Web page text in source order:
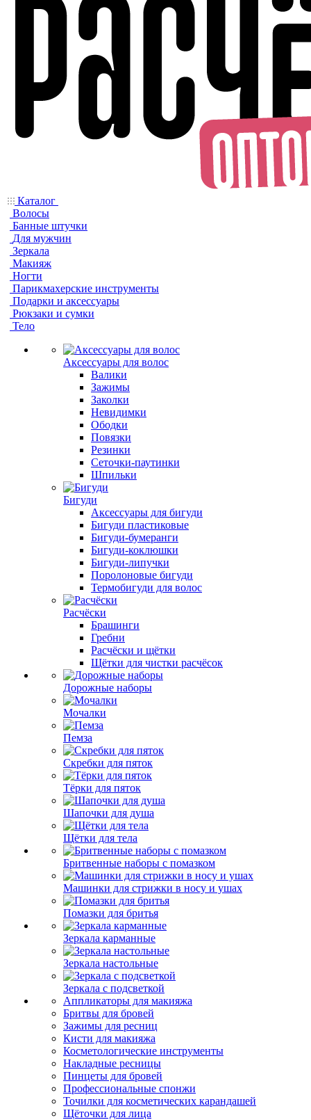
Каталог
Волосы
Банные штучки
Для мужчин
Зеркала
Макияж
Ногти
Парикмахерские инструменты
Подарки и аксессуары
Рюкзаки и сумки
Тело
Аксессуары для волос
Валики
Зажимы
Заколки
Невидимки
Ободки
Повязки
Резинки
Сеточки-паутинки
Шпильки
Бигуди
Аксессуары для бигуди
Бигуди пластиковые
Бигуди-бумеранги
Бигуди-коклюшки
Бигуди-липучки
Поролоновые бигуди
Термобигуди для волос
Расчёски
Брашинги
Гребни
Расчёски и щётки
Щётки для чистки расчёсок
Дорожные наборы
Мочалки
Пемза
Скребки для пяток
Тёрки для пяток
Шапочки для душа
Щётки для тела
Бритвенные наборы с помазком
Машинки для стрижки в носу и ушах
Помазки для бритья
Зеркала карманные
Зеркала настольные
Зеркала с подсветкой
Аппликаторы для макияжа
Бритвы для бровей
Зажимы для ресниц
Кисти для макияжа
Косметологические инструменты
Накладные ресницы
Пинцеты для бровей
Профессиональные спонжи
Точилки для косметических карандашей
Щёточки для лица